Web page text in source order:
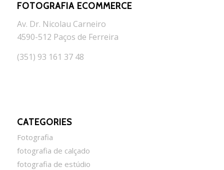
FOTOGRAFIA ECOMMERCE
Av. Dr. Nicolau Carneiro
4590-512 Paços de Ferreira
(351) 93 161 37 48
CATEGORIES
Fotografia
fotografia de calçado
fotografia de estúdio